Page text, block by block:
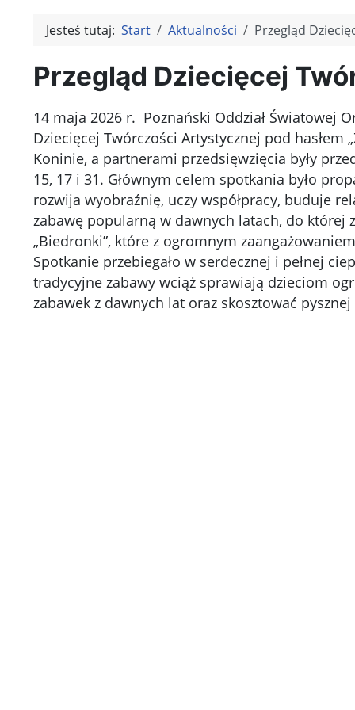
Jesteś tutaj: Start Aktualności Przegląd
Przegląd Dziecięcej
14 maja 2026 r. Poznański Oddział Światowej
Dziecięcej Twórczości Artystycznej pod hasłem
Koninie, a partnerami przedsięwzięcia były
15, 17 i 31. Głównym celem spotkania było
rozwija wyobraźnię, uczy współpracy, buduje
zabawę popularną w dawnych latach, do której
„Biedronki”, które z ogromnym
Spotkanie przebiegało w serdecznej i pełnej
tradycyjne zabawy wciąż sprawiają dzieciom
zabawek z dawnych lat oraz skosztować